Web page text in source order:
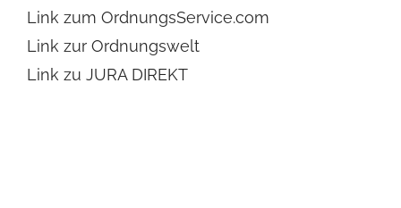
Link zum OrdnungsService.com
Link zur Ordnungswelt
Link zu JURA DIREKT